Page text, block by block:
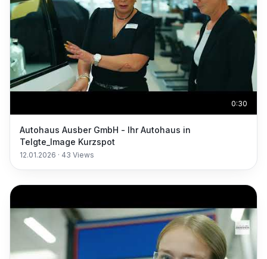
0:30
Autohaus Ausber GmbH - Ihr Autohaus in
Telgte_Image Kurzspot
12.01.2026 · 43 Views